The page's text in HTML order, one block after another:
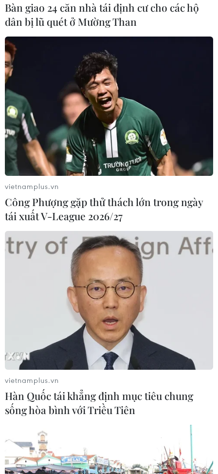
Bàn giao 24 căn nhà tái định cư cho các hộ
dân bị lũ quét ở Mường Than
vietnamplus.vn
Công Phượng gặp thử thách lớn trong ngày
tái xuất V-League 2026/27
vietnamplus.vn
Hàn Quốc tái khẳng định mục tiêu chung
sống hòa bình với Triều Tiên